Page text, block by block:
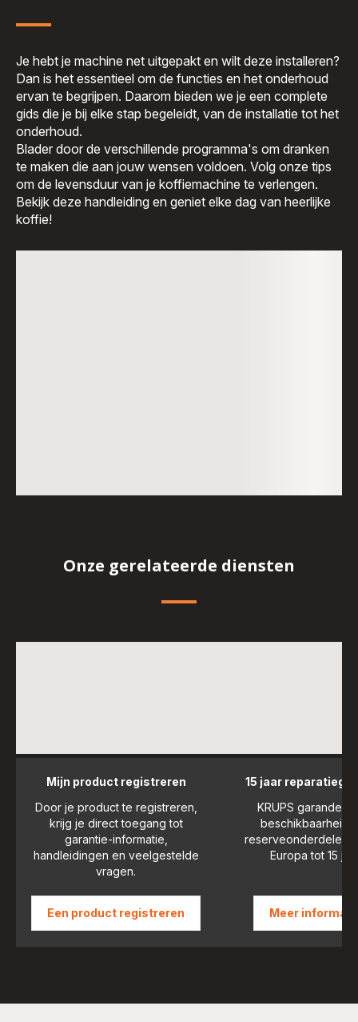
Je hebt je machine net uitgepakt en wilt deze installeren?
Dan is het essentieel om de functies en het onderhoud
ervan te begrijpen. Daarom bieden we je een complete
gids die je bij elke stap begeleidt, van de installatie tot het
onderhoud.
Blader door de verschillende programma's om dranken
te maken die aan jouw wensen voldoen. Volg onze tips
om de levensduur van je koffiemachine te verlengen.
Bekijk deze handleiding en geniet elke dag van heerlijke
koffie!
Onze gerelateerde diensten
Mijn product registreren
Door je product te registreren,
krijg je direct toegang tot
garantie-informatie,
handleidingen en veelgestelde
vragen.
Een product registreren
15 jaar
KRUPS
beschikbaarheid
reserveonderdelen
Europa tot 15
Meer